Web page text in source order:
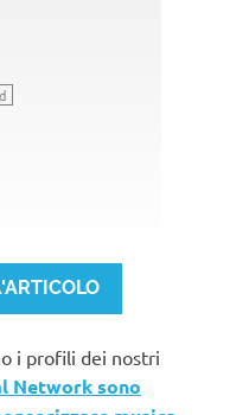
i profili dei nostri
Network sono